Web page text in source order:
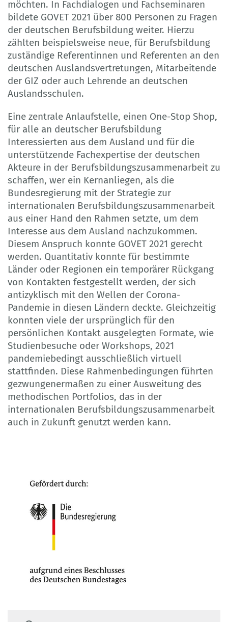
möchten. In Fachdialogen und Fachseminaren
bildete GOVET 2021 über 800 Personen zu Fragen
der deutschen Berufsbildung weiter. Hierzu
zählten beispielsweise neue, für Berufsbildung
zuständige Referentinnen und Referenten an den
deutschen Auslandsvertretungen, Mitarbeitende
der GIZ oder auch Lehrende an deutschen
Auslandsschulen.
Eine zentrale Anlaufstelle, einen One-Stop Shop,
für alle an deutscher Berufsbildung
Interessierten aus dem Ausland und für die
unterstützende Fachexpertise der deutschen
Akteure in der Berufsbildungszusammenarbeit zu
schaffen, wer ein Kernanliegen, als die
Bundesregierung mit der Strategie zur
internationalen Berufsbildungszusammenarbeit
aus einer Hand den Rahmen setzte, um dem
Interesse aus dem Ausland nachzukommen.
Diesem Anspruch konnte GOVET 2021 gerecht
werden. Quantitativ konnte für bestimmte
Länder oder Regionen ein temporärer Rückgang
von Kontakten festgestellt werden, der sich
antizyklisch mit den Wellen der Corona-
Pandemie in diesen Ländern deckte. Gleichzeitig
konnten viele der ursprünglich für den
persönlichen Kontakt ausgelegten Formate, wie
Studienbesuche oder Workshops, 2021
pandemiebedingt ausschließlich virtuell
stattfinden. Diese Rahmenbedingungen führten
gezwungenermaßen zu einer Ausweitung des
methodischen Portfolios, das in der
internationalen Berufsbildungszusammenarbeit
auch in Zukunft genutzt werden kann.